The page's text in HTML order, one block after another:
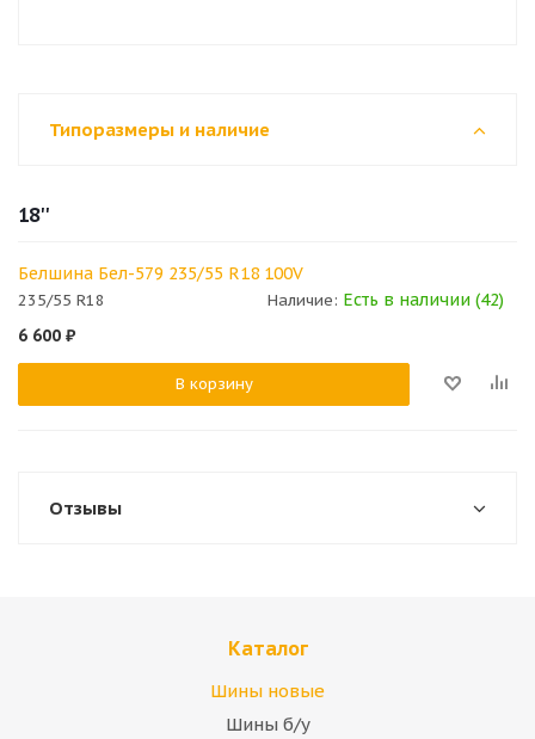
Типоразмеры и наличие
18''
Белшина Бел-579 235/55 R18 100V
235/55 R18 Наличие: Есть в наличии (42)
6 600 ₽
В корзину
Отзывы
Каталог
Шины новые
Шины б/у